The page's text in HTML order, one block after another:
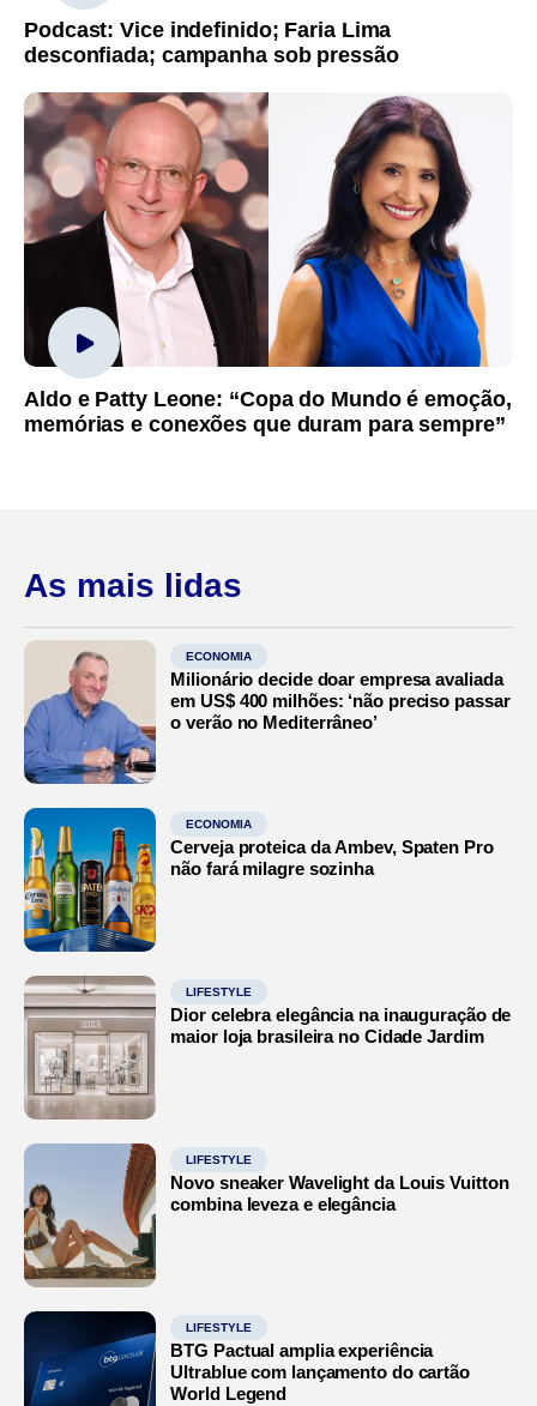
Podcast: Vice indefinido; Faria Lima
desconfiada; campanha sob pressão
Aldo e Patty Leone: “Copa do Mundo é emoção,
memórias e conexões que duram para sempre”
As mais lidas
ECONOMIA
Milionário decide doar empresa avaliada
em US$ 400 milhões: ‘não preciso passar
o verão no Mediterrâneo’
ECONOMIA
Cerveja proteica da Ambev, Spaten Pro
não fará milagre sozinha
LIFESTYLE
Dior celebra elegância na inauguração de
maior loja brasileira no Cidade Jardim
LIFESTYLE
Novo sneaker Wavelight da Louis Vuitton
combina leveza e elegância
LIFESTYLE
BTG Pactual amplia experiência
Ultrablue com lançamento do cartão
World Legend